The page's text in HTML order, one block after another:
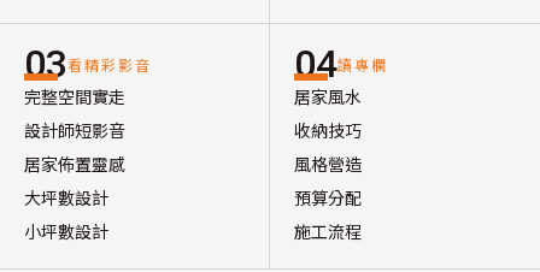
03看精彩影音
完整空間實走
設計師短影音
居家佈置靈感
大坪數設計
小坪數設計
04讀專欄
居家風水
收納技巧
風格營造
預算分配
施工流程